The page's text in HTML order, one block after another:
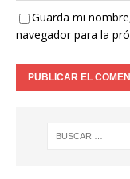
Guarda mi
navegador para la